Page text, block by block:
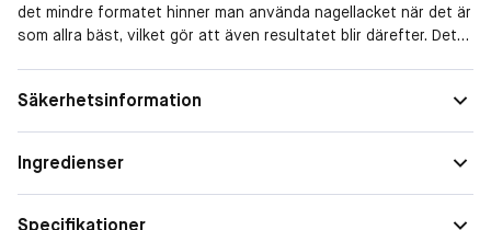
det mindre formatet hinner man använda nagellacket när det är
som allra bäst, vilket gör att även resultatet blir därefter. Det
utbudet färger har placerat Mavala små nagellack helt i en
klass för sig.
Säkerhetsinformation
Ingredienser
Specifikationer